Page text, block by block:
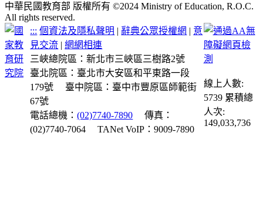
中華民國教育部 版權所有 ©2024 Ministry of Education, R.O.C.
All rights reserved.
::: 個資法及隱私聲明 | 辭典公眾授權網 | 意
見交流 |網網相連
三峽總院區：新北市三峽區三樹路2號
臺北院區：臺北市大安區和平東路一段
179號
臺中院區：臺中市豐原區師範街
67號
電話總機：(02)7740-7890
傳真：
(02)7740-7064
TANet VoIP：9009-7890
線上人數:
5739 累積總
人次:
149,033,736